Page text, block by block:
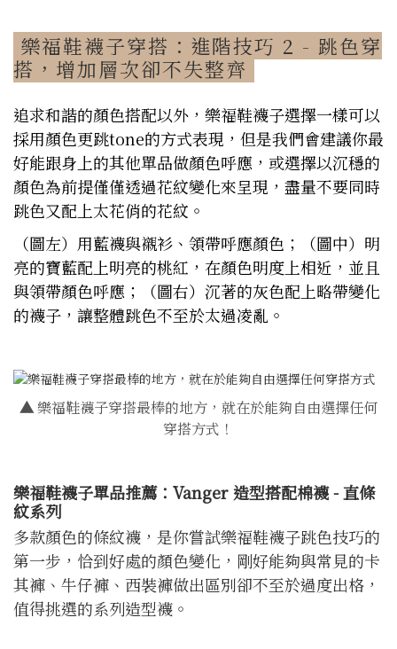
樂福鞋襪子穿搭：進階技巧 2 - 跳色穿
搭，增加層次卻不失整齊
追求和諧的顏色搭配以外，樂福鞋襪子選擇一樣可以
採用顏色更跳tone的方式表現，但是我們會建議你最
好能跟身上的其他單品做顏色呼應，或選擇以沉穩的
顏色為前提僅僅透過花紋變化來呈現，盡量不要同時
跳色又配上太花俏的花紋。
（圖左）用藍襪與襯衫、領帶呼應顏色；（圖中）明
亮的寶藍配上明亮的桃紅，在顏色明度上相近，並且
與領帶顏色呼應；（圖右）沉著的灰色配上略帶變化
的襪子，讓整體跳色不至於太過凌亂。
▲樂福鞋襪子穿搭最棒的地方，就在於能夠自由選擇任何
穿搭方式！
樂福鞋襪子單品推薦：Vanger 造型搭配棉襪 - 直條
紋系列
多款顏色的條紋襪，是你嘗試樂福鞋襪子跳色技巧的
第一步，恰到好處的顏色變化，剛好能夠與常見的卡
其褲、牛仔褲、西裝褲做出區別卻不至於過度出格，
值得挑選的系列造型襪。